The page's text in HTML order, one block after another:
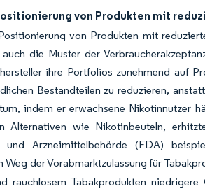
von Produkten mit
von Produkten mit
die Muster der
ihre Portfolios zunehmend auf
Bestandteilen zu reduzieren,
indem er erwachsene Nikotinnutzer
Alternativen wie Nikotinbeuteln,
und Arzneimittelbehörde (FDA)
der Vorabmarktzulassung für
rauchlosem Tabakprodukten